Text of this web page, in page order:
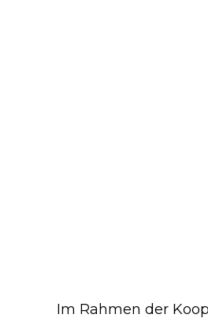
Im Rahmen der